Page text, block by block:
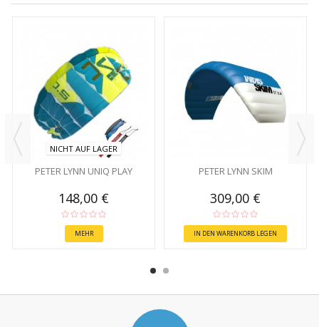
NICHT AUF LAGER
PETER LYNN UNIQ PLAY
148,00 €
MEHR
PETER LYNN SKIM
309,00 €
IN DEN WARENKORB LEGEN